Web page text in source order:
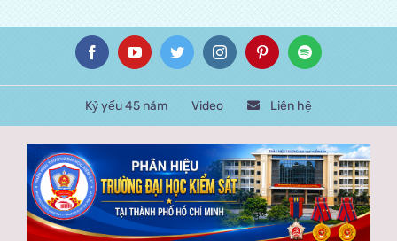
content
FacebookYouTubeTwitterInstagramPinterestSpotify
Kỷ yếu 45 năm Video Liên hệ